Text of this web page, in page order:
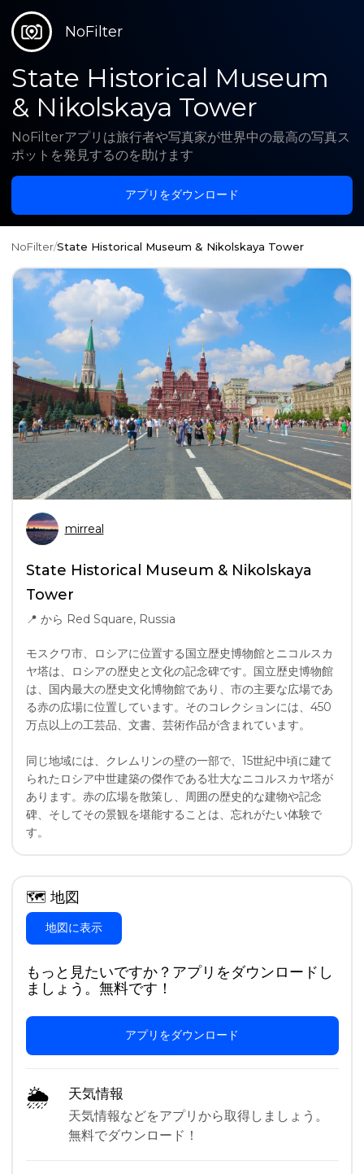
NoFilter
State Historical Museum
& Nikolskaya Tower
NoFilterアプリは旅行者や写真家が世界中の最高の写真ス
ポットを発見するのを助けます
アプリをダウンロード
NoFilter/State Historical Museum & Nikolskaya Tower
mirreal
State Historical Museum & Nikolskaya
Tower
📍 から Red Square, Russia
モスクワ市、ロシアに位置する国立歴史博物館とニコルスカ
ヤ塔は、ロシアの歴史と文化の記念碑です。国立歴史博物館
は、国内最大の歴史文化博物館であり、市の主要な広場であ
る赤の広場に位置しています。そのコレクションには、450
万点以上の工芸品、文書、芸術作品が含まれています。
同じ地域には、クレムリンの壁の一部で、15世紀中頃に建て
られたロシア中世建築の傑作である壮大なニコルスカヤ塔が
あります。赤の広場を散策し、周囲の歴史的な建物や記念
碑、そしてその景観を堪能することは、忘れがたい体験で
す。
🗺 地図
地図に表示
もっと見たいですか？アプリをダウンロードし
ましょう。無料です！
アプリをダウンロード
🌦 天気情報
天気情報などをアプリから取得しましょう。
無料でダウンロード！